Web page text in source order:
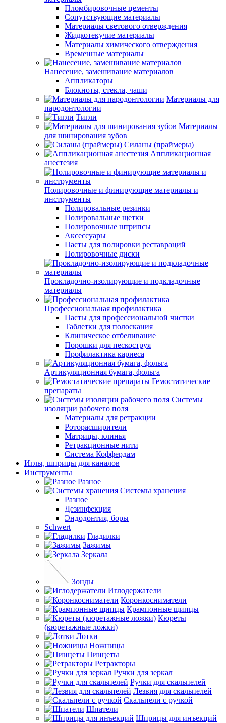
Пломбировочные цементы
Сопутствующие материалы
Материалы светового отверждения
Жидкотекучие материалы
Материалы химического отверждения
Временные материалы
Нанесение, замешивание материалов
Аппликаторы
Блокноты, стекла, чаши
Материалы для
пародонтологии
Тигли
Материалы
для шинирования зубов
Силаны (праймеры)
Аппликационная
анестезия
Полировочные и финирующие материалы и
инструменты
Полировальные резинки
Полировальные щетки
Полировочные штрипсы
Аксессуары
Пасты для полировки реставраций
Полировочные диски
Прокладочно-изолирующие и подкладочные
материалы
Профессиональная профилактика
Пасты для профессиональной чистки
Таблетки для полоскания
Клиническое отбеливание
Порошки для пескоструя
Профилактика кариеса
Артикуляционная бумага, фольга
Гемостатические
препараты
Системы
изоляции рабочего поля
Материалы для ретракции
Роторасширители
Матрицы, клинья
Ретракционные нити
Система Коффердам
Иглы, шприцы для каналов
Инструменты
Разное
Системы хранения
Разное
Дезинфекция
Эндодонтия, боры
Schwert
Гладилки
Зажимы
Зеркала
Зонды
Иглодержатели
Коронкосниматели
Крампонные щипцы
Кюреты
(кюретажные ложки)
Лотки
Ножницы
Пинцеты
Ретракторы
Ручки для зеркал
Ручки для скальпелей
Лезвия для скальпелей
Скальпели с ручкой
Шпатели
Шприцы для инъекций